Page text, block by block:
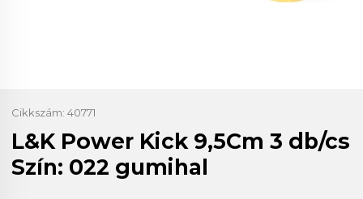
Cikkszám: 40771
L&K Power Kick 9,5Cm 3 db/cs
Szín: 022 gumihal